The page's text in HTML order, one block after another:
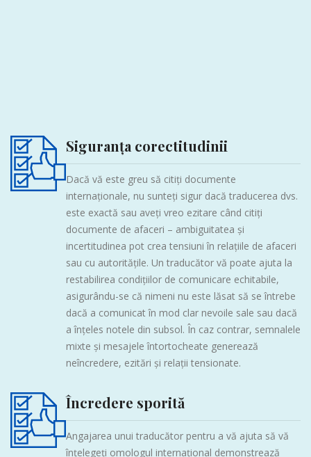
Siguranța corectitudinii
Dacă vă este greu să citiți documente
internaționale, nu sunteți sigur dacă traducerea dvs.
este exactă sau aveți vreo ezitare când citiți
documente de afaceri – ambiguitatea și
incertitudinea pot crea tensiuni în relațiile de afaceri
sau cu autoritățile. Un traducător vă poate ajuta la
restabilirea condițiilor de comunicare echitabile,
asigurându-se că nimeni nu este lăsat să se întrebe
dacă a comunicat în mod clar nevoile sale sau dacă
a înțeles notele din subsol. În caz contrar, semnalele
mixte și mesajele întortocheate generează
neîncredere, ezitări și relații tensionate.
Încredere sporită
Angajarea unui traducător pentru a vă ajuta să vă
înțelegeți omologul internațional demonstrează